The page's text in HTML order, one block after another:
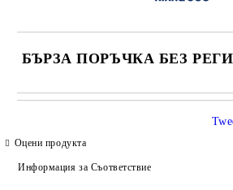
БЪРЗА ПОРЪЧКА БЕЗ
САМО ПОПЪЛНЕТЕ 4
Оцени продукта
Информация за Съответствие